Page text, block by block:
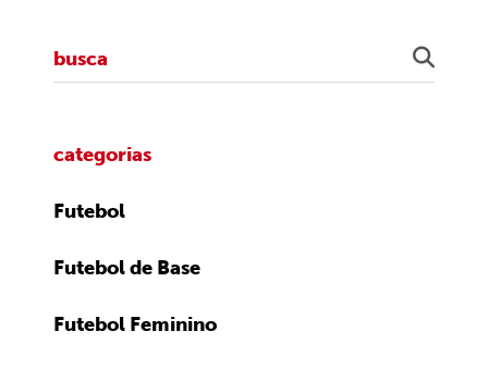
categorias
Futebol
Futebol de Base
Futebol Feminino